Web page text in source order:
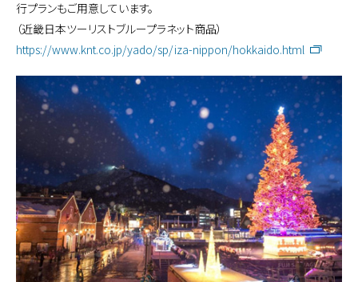
行プランもご用意しています。
（近畿日本ツーリストブループラネット商品）
https://www.knt.co.jp/yado/sp/iza-nippon/hokkaido.html